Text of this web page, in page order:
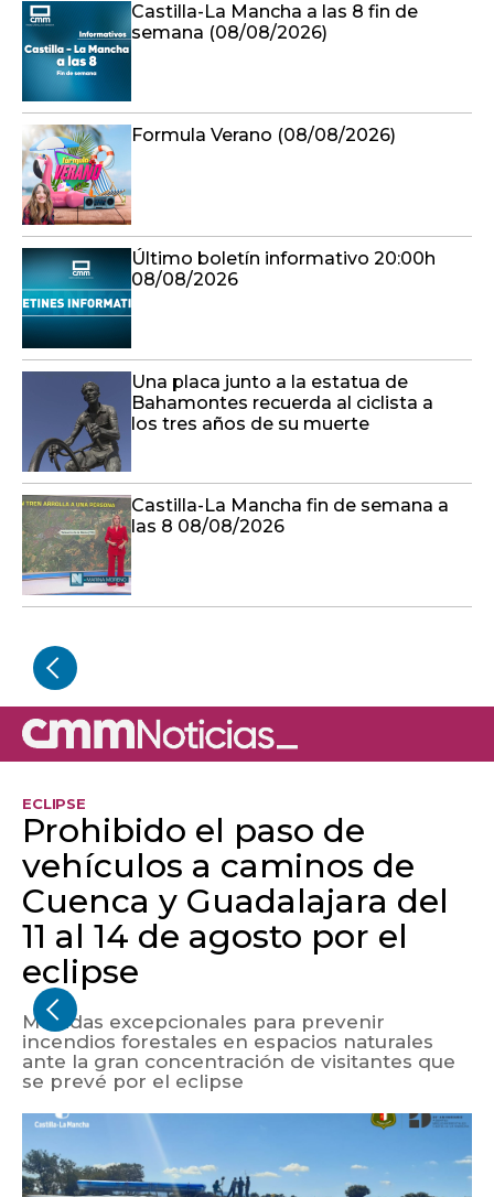
Castilla-La Mancha a las 8 fin de
semana (08/08/2026)
Formula Verano (08/08/2026)
Último boletín informativo 20:00h
08/08/2026
Una placa junto a la estatua de
Bahamontes recuerda al ciclista a
los tres años de su muerte
Castilla-La Mancha fin de semana a
las 8 08/08/2026
ECLIPSE
Prohibido el paso de
vehículos a caminos de
Cuenca y Guadalajara del
11 al 14 de agosto por el
eclipse
Medidas excepcionales para prevenir
incendios forestales en espacios naturales
ante la gran concentración de visitantes que
se prevé por el eclipse